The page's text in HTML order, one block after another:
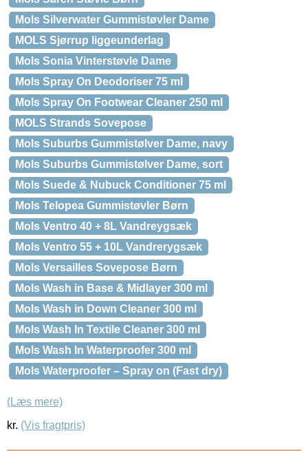
Mols Silverwater Gummistøvler Dame
MOLS Sjørrup liggeunderlag
Mols Sonia Vinterstøvle Dame
Mols Spray On Deodoriser 75 ml
Mols Spray On Footwear Cleaner 250 ml
MOLS Strands Sovepose
Mols Suburbs Gummistølver Dame, navy
Mols Suburbs Gummistølver Dame, sort
Mols Suede & Nubuck Conditioner 75 ml
Mols Telopea Gummistøvler Børn
Mols Ventro 40 + 8L Vandreygsæk
Mols Ventro 55 + 10L Vandrerygsæk
Mols Versailles Sovepose Børn
Mols Wash in Base & Midlayer 300 ml
Mols Wash in Down Cleaner 300 ml
Mols Wash In Textile Cleaner 300 ml
Mols Wash In Waterproofer 300 ml
Mols Waterproofer – Spray on (Fast dry)
(Læs mere)
kr. (Vis fragtpris)